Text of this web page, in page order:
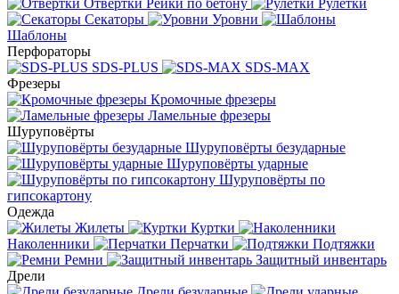
Отвёртки Рейки по бетону
Рулетки
Секаторы
Уровни
Шаблоны
Перфораторы
SDS-PLUS
SDS-MAX
Фрезеры
Кромочные фрезеры
Ламельные фрезеры
Шуруповёрты
Шуруповёрты безударные
Шуруповёрты ударные
Шуруповёрты по
гипсокартону
Одежда
Жилеты
Куртки
Наколенники
Перчатки
Подтяжки
Ремни
Защитный инвентарь
Дрели